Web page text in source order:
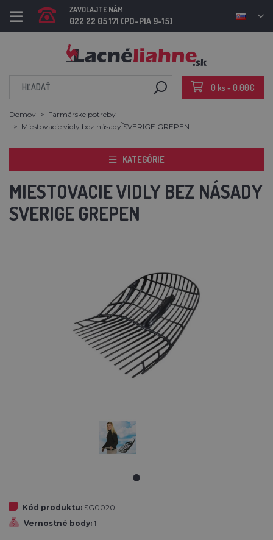
ZAVOLAJTE NÁM
022 22 05 171 (PO-PIA 9-15)
0 ks - 0,00€
Domov
Farmárske potreby
Miestovacie vidly bez násady SVERIGE GREPEN
KATEGÓRIE
MIESTOVACIE VIDLY BEZ NÁSADY
SVERIGE GREPEN
Kód produktu: SG0020
Vernostné body: 1